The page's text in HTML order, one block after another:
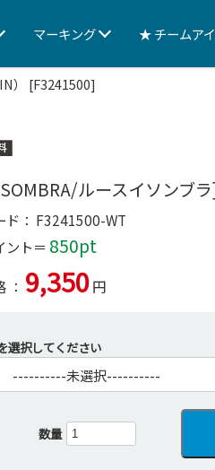
マーキング ★ チームア
） [F3241500]
ルースイソンブ
： F3241500-WT
ント＝ 850pt
： 9,350円
選択してください
数量